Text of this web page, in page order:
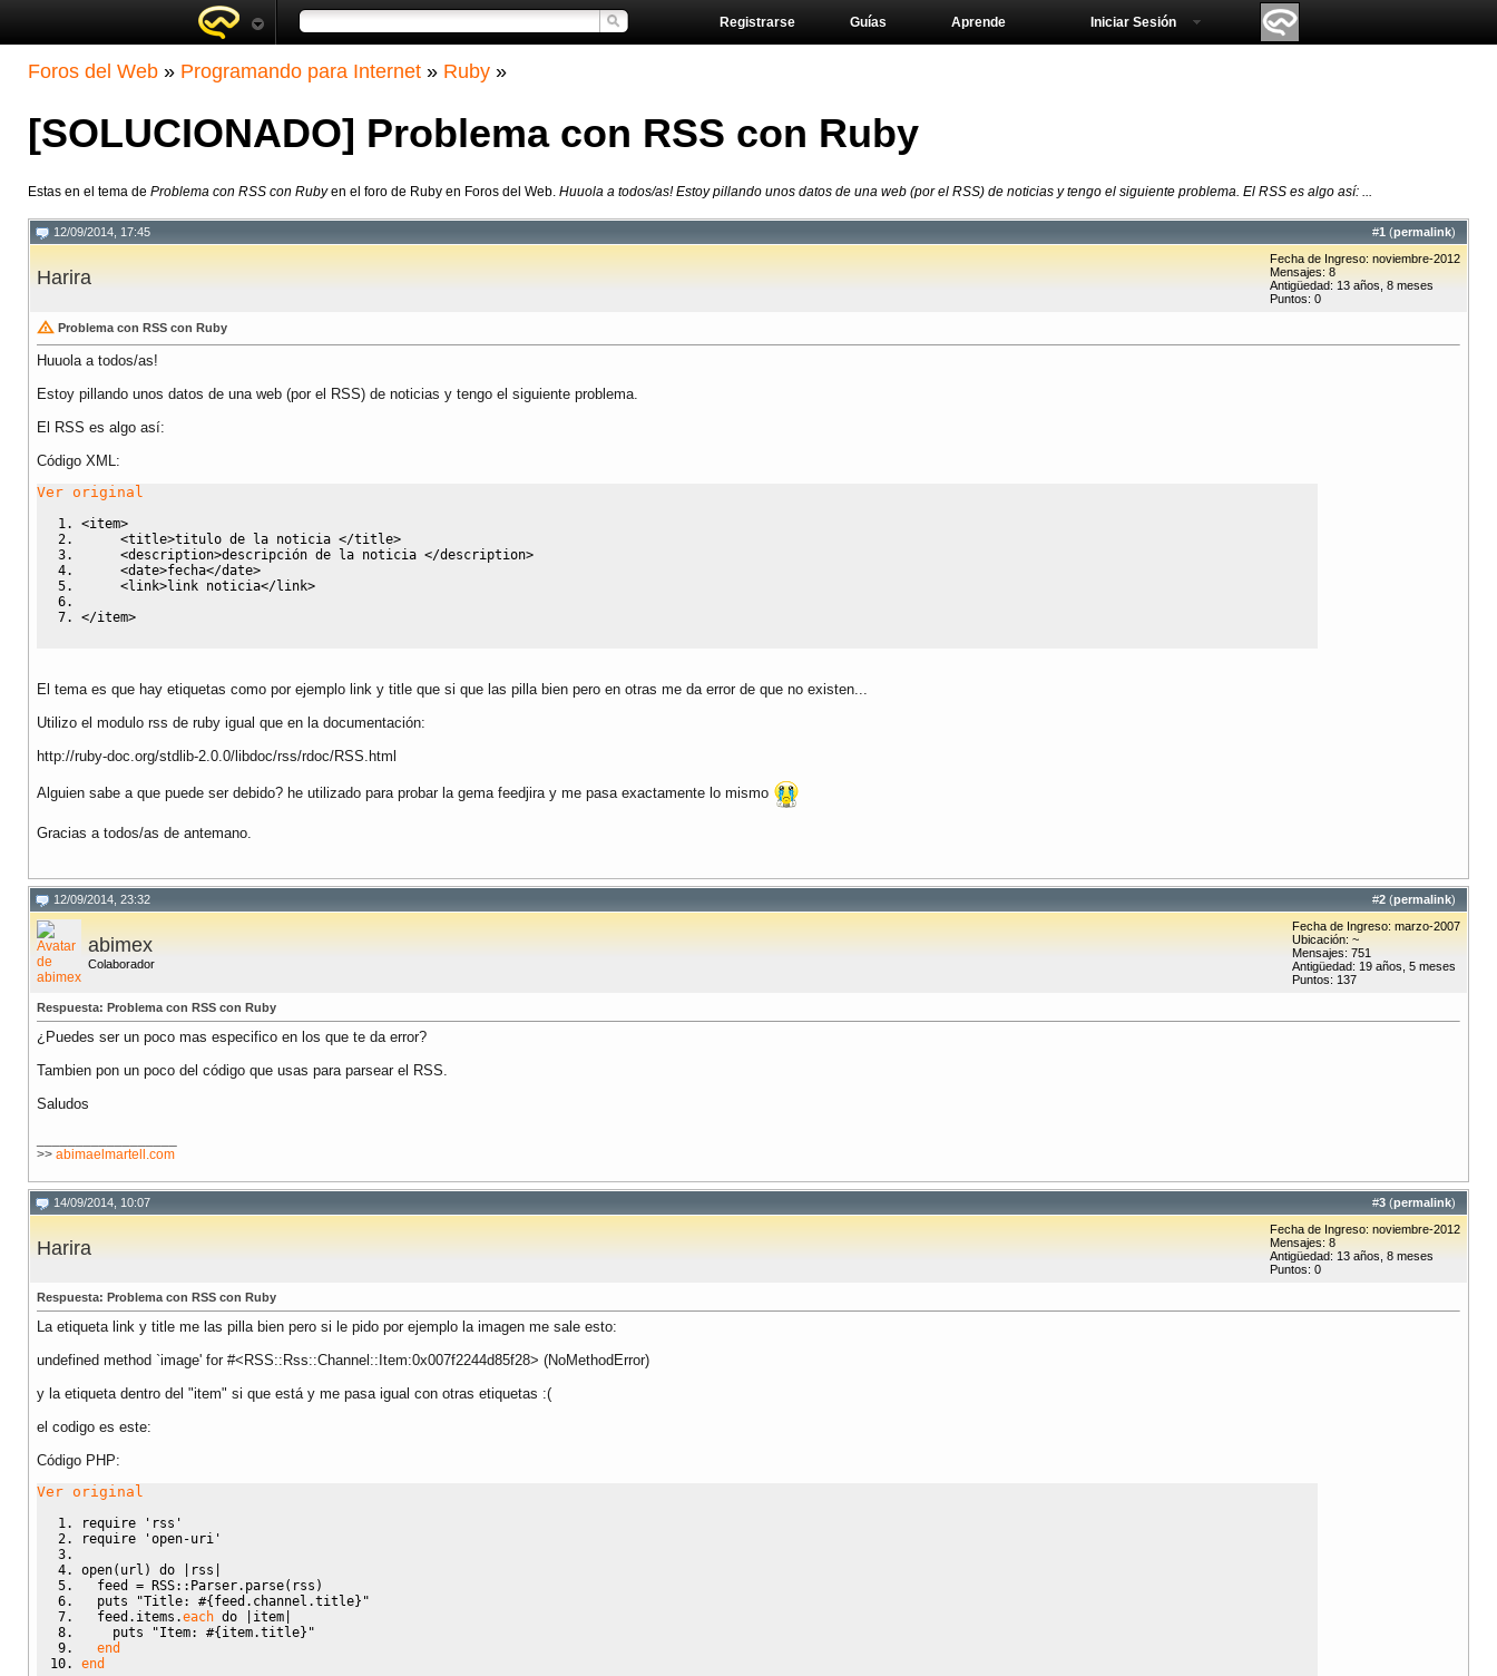
Aprende
Guías
Registrarse Iniciar Sesión
Foros del Web » Programando para Internet » Ruby »
[SOLUCIONADO] Problema con RSS con Ruby
Estas en el tema de Problema con RSS con Rubyen el foro de Ruby en Foros del Web. Huuola a todos/as! Estoy pillando unos datos de una web (por el RSS) de noticias y tengo el siguiente problema. El RSS es algo así: ...
#1 (permalink)
12/09/2014, 17:45
Harira
Fecha de Ingreso: noviembre-2012
Mensajes: 8
Antigüedad: 13 años, 8 meses
Puntos: 0
Problema con RSS con Ruby
Huuola a todos/as!
Estoy pillando unos datos de una web (por el RSS) de noticias y tengo el siguiente problema.
El RSS es algo así:
Código XML:
Ver original
<item>
<title>titulo de la noticia </title>
<description>descripción de la noticia </description>
<date>fecha</date>
<link>link noticia</link>
</item>
El tema es que hay etiquetas como por ejemplo link y title que si que las pilla bien pero en otras me da error de que no existen...
Utilizo el modulo rss de ruby igual que en la documentación:
http://ruby-doc.org/stdlib-2.0.0/libdoc/rss/rdoc/RSS.html
Alguien sabe a que puede ser debido? he utilizado para probar la gema feedjira y me pasa exactamente lo mismo
Gracias a todos/as de antemano.
#2 (permalink)
12/09/2014, 23:32
abimex
Colaborador
Fecha de Ingreso: marzo-2007
Ubicación: ~
Mensajes: 751
Antigüedad: 19 años, 5 meses
Puntos: 137
Respuesta: Problema con RSS con Ruby
¿Puedes ser un poco mas especifico en los que te da error?
Tambien pon un poco del código que usas para parsear el RSS.
Saludos
>> abimaelmartell.com
#3 (permalink)
14/09/2014, 10:07
Harira
Fecha de Ingreso: noviembre-2012
Mensajes: 8
Antigüedad: 13 años, 8 meses
Puntos: 0
Respuesta: Problema con RSS con Ruby
La etiqueta link y title me las pilla bien pero si le pido por ejemplo la imagen me sale esto:
undefined method `image' for #<RSS::Rss::Channel::Item:0x007f2244d85f28> (NoMethodError)
y la etiqueta dentro del "item" si que está y me pasa igual con otras etiquetas :(
el codigo es este:
Código PHP:
Ver original
require
'rss'
require
'open-uri'
open( url ) do rss
feed = RSS:: Parser. parse( rss )
puts
"Title: #{feed.channel.title}"
feed . items .each do item
puts
"Item: #{item.title}"
end
end